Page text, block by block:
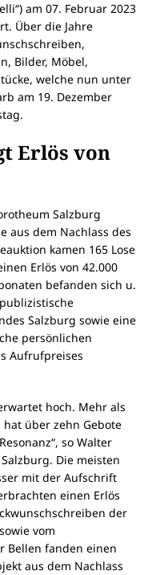
am 07. Februar 2023
Über die Jahre
Bilder, Möbel,
welche nun unter
am 19. Dezember
Erlös von
Salzburg
aus dem Nachlass des
kamen 165 Lose
Erlös von 42.000
befanden sich u.
Salzburg sowie eine
persönlichen
Aufrufpreises
hoch. Mehr als
über zehn Gebote
so Walter
Die meisten
mit der Aufschrift
einen Erlös
der
vom
Bellen fanden einen
aus dem Nachlass